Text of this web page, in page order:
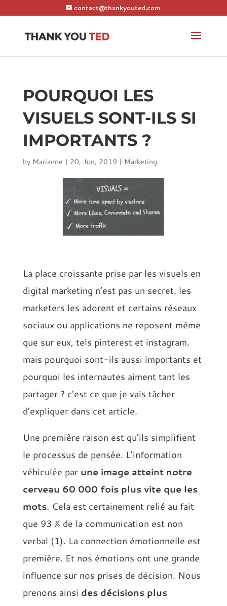
contact@thankyouted.com
POURQUOI LES
VISUELS SONT-ILS SI
IMPORTANTS ?
by Marianne | 20, Jun, 2019 | Marketing
La place croissante prise par les visuels en
digital marketing n’est pas un secret. les
marketers les adorent et certains réseaux
sociaux ou applications ne reposent même
que sur eux, tels pinterest et instagram.
mais pourquoi sont-ils aussi importants et
pourquoi les internautes aiment tant les
partager ? c’est ce que je vais tâcher
d’expliquer dans cet article.
Une première raison est qu’ils simplifient
le processus de pensée. L’information
véhiculée par une image atteint notre
cerveau 60 000 fois plus vite que les
mots. Cela est certainement relié au fait
que 93 % de la communication est non
verbal (1). La connection émotionnelle est
première. Et nos émotions ont une grande
influence sur nos prises de décision. Nous
prenons ainsi des décisions plus